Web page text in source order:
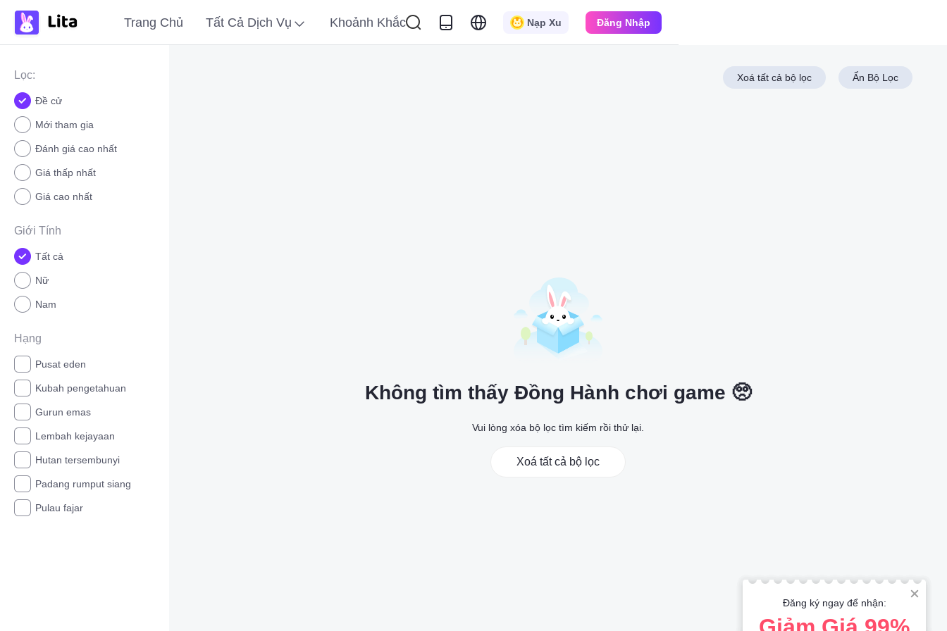
Trang Chủ Tất Cả Dịch Vụ Khoảnh Khắc Nạp Xu Đăng Nhập
Lọc:
Đề cử
Mới tham gia
Đánh giá cao nhất
Giá thấp nhất
Giá cao nhất
Giới Tính
Tất cả
Nữ
Nam
Hạng
Pusat eden
Kubah pengetahuan
Gurun emas
Lembah kejayaan
Hutan tersembunyi
Padang rumput siang
Pulau fajar
Xoá tất cả bộ lọc Ẩn Bộ Lọc
Không tìm thấy Đồng Hành chơi game 🥺
Vui lòng xóa bộ lọc tìm kiếm rồi thử lại.
Xoá tất cả bộ lọc
Đăng ký ngay để nhận: